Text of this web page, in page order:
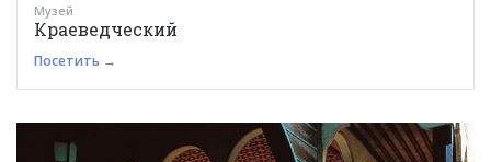
Музей
Краеведческий
Посетить →